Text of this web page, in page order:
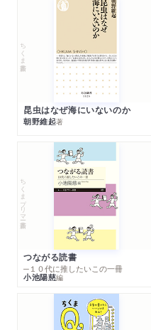
ちくま新書
昆虫はなぜ海にいないのか
朝野維起著
ちくまプリマー新書
つながる読書
─１０代に推したいこの一冊
小池陽慈編